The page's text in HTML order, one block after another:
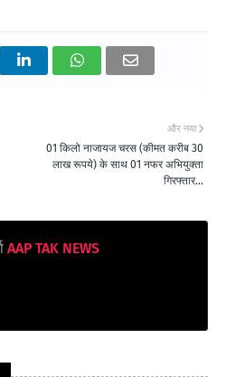
और नया
01 किलो नाजायज चरस (कीमत करीब 30
लाख रूपये) के साथ 01 नफर अभियुक्ता
गिरफ्तार...
AAP TAK NEWS